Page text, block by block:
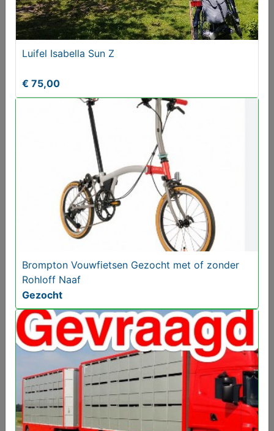
Oudere Vouwfietsen Gezocht van Brompton Riese
Riese Birdy Müller en of Brompton Vouwfietsen
Gezocht
Gezocht
Luifel Isabella Sun Z
€ 75,00
Brompton Vouwfietsen Gezocht met of zonder
Rohloff Naaf
Gezocht